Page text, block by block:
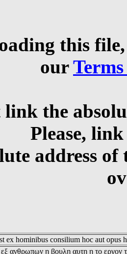
this
our
the
Please,
address
ex hominibus consilium hoc aut opus
ανθρωπων η βουλη αυτη η το εργον